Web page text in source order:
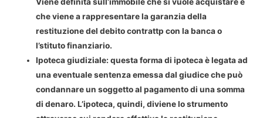
che viene a rappresentare la garanzia della
restituzione del debito contrattp con la banca o
l’stituto finanziario.
Ipoteca giudiziale: questa forma di ipoteca è legata ad
una eventuale sentenza emessa dal giudice che può
condannare un soggetto al pagamento di una somma
di denaro. L’ipoteca, quindi, diviene lo strumento